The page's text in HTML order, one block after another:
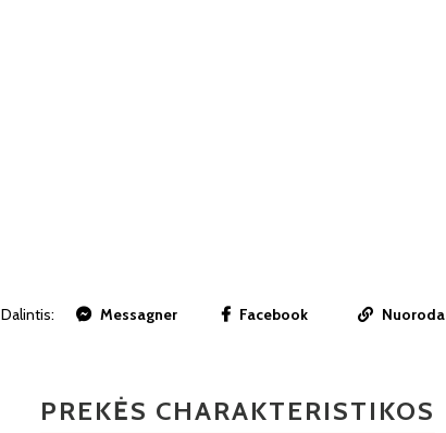
Dalintis: Messagner Facebook Nuoroda
PREKĖS CHARAKTERISTIKOS